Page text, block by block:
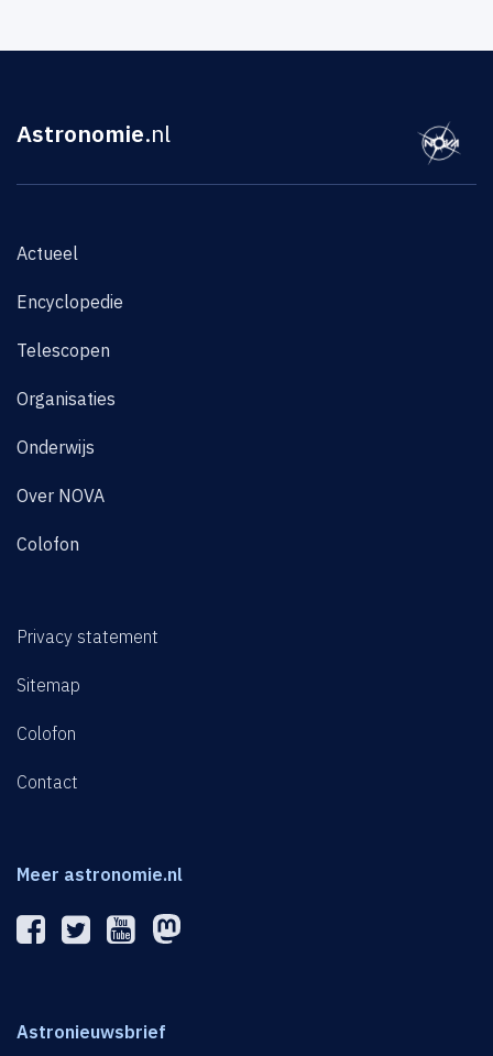
Astronomie.nl
Actueel
Encyclopedie
Telescopen
Organisaties
Onderwijs
Over NOVA
Colofon
Privacy statement
Sitemap
Colofon
Contact
Meer astronomie.nl
Astronieuwsbrief